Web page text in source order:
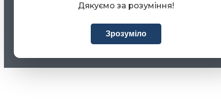
Дякуємо за розуміння!
Зрозуміло